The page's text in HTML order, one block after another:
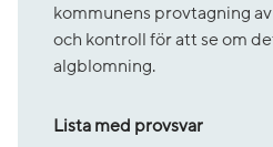
kommunens provtagning
och kontroll för att se om
algblomning.
Lista med provsvar